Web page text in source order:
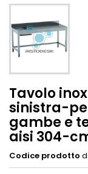
Tavolo
sinistra-
gambe e
aisi 304-
Codice prodotto